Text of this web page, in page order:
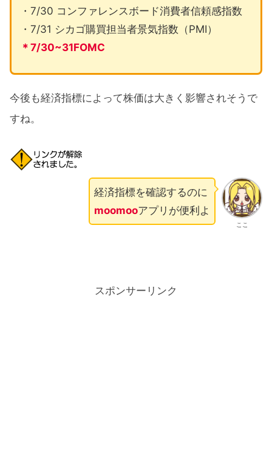
・7/30 コンファレンスボード消費者信頼感指数
・7/31 シカゴ購買担当者景気指数（PMI）
＊7/30~31FOMC
今後も経済指標によって株価は大きく影響されそうで
すね。
ここ
経済指標を確認するのに
moomooアプリが便利よ
スポンサーリンク